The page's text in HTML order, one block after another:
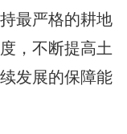
最严格的耕地
，不断提高土
发展的保障能